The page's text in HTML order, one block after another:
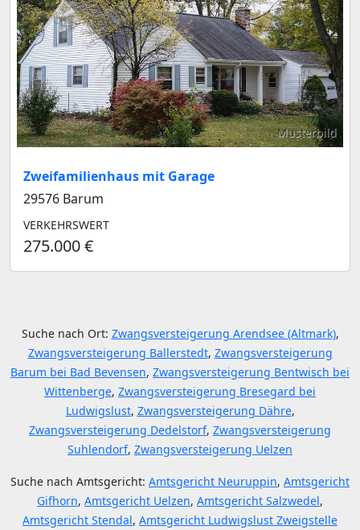
Musterbild
Zweifamilienhaus mit Garage
29576 Barum
VERKEHRSWERT
275.000 €
Suche nach Ort: Zwangsversteigerung Arendsee (Altmark),
Zwangsversteigerung Ballerstedt, Zwangsversteigerung
Barum bei Bad Bevensen, Zwangsversteigerung Bentwisch bei
Wittenberge, Zwangsversteigerung Bresegard bei
Ludwigslust, Zwangsversteigerung Dähre,
Zwangsversteigerung Dedelstorf, Zwangsversteigerung
Suhlendorf, Zwangsversteigerung Uelzen
Suche nach Amtsgericht: Amtsgericht Neuruppin, Amtsgericht
Gifhorn, Amtsgericht Uelzen, Amtsgericht Salzwedel,
Amtsgericht Stendal, Amtsgericht Ludwigslust Zweigstelle